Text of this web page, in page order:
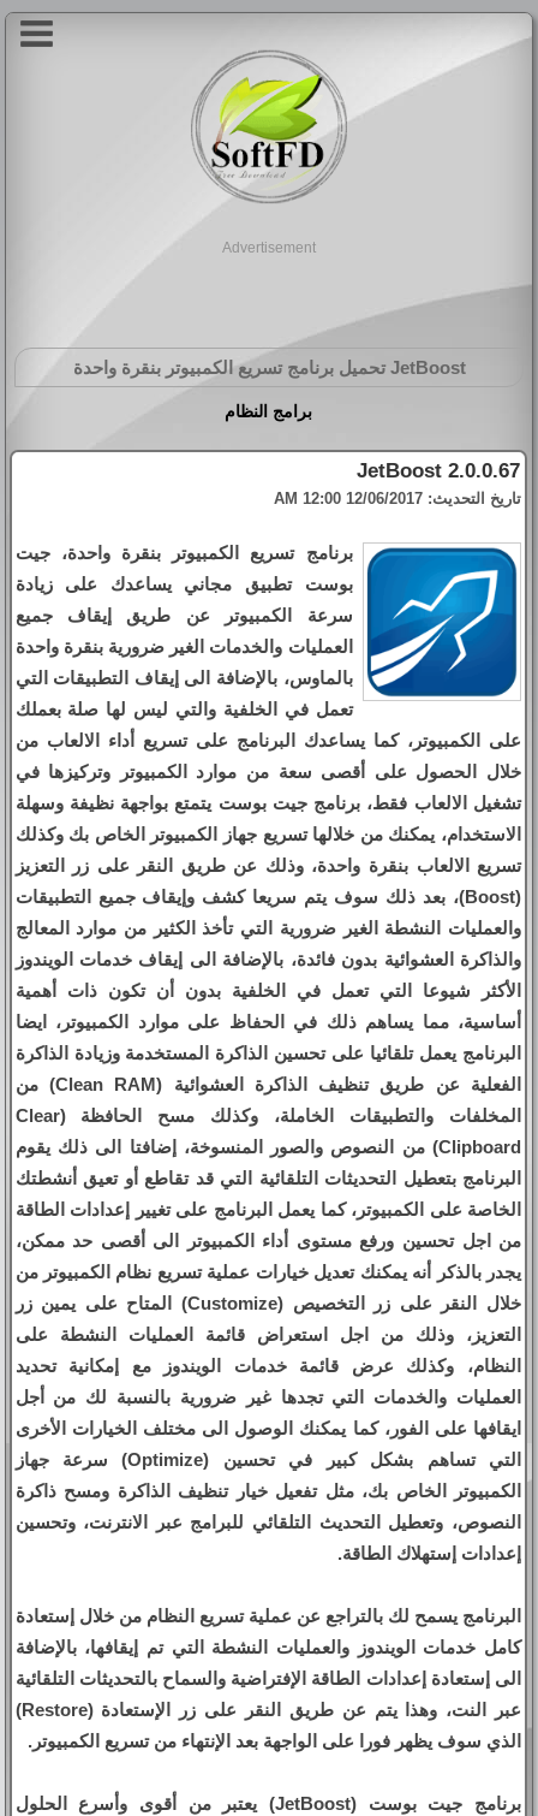
Advertisement
JetBoost تحميل برنامج تسريع الكمبيوتر بنقرة واحدة
برامج النظام
JetBoost 2.0.0.67
تاريخ التحديث: 12/06/2017 12:00 AM
برنامج تسريع الكمبيوتر بنقرة واحدة، جيت
بوست تطبيق مجاني يساعدك على زيادة
سرعة الكمبيوتر عن طريق إيقاف جميع
العمليات والخدمات الغير ضرورية بنقرة واحدة
بالماوس، بالإضافة الى إيقاف التطبيقات التي
تعمل في الخلفية والتي ليس لها صلة بعملك
على الكمبيوتر، كما يساعدك البرنامج على تسريع أداء الالعاب من
خلال الحصول على أقصى سعة من موارد الكمبيوتر وتركيزها في
تشغيل الالعاب فقط، برنامج جيت بوست يتمتع بواجهة نظيفة وسهلة
الاستخدام، يمكنك من خلالها تسريع جهاز الكمبيوتر الخاص بك وكذلك
تسريع الالعاب بنقرة واحدة، وذلك عن طريق النقر على زر التعزيز
(Boost)، بعد ذلك سوف يتم سريعا كشف وإيقاف جميع التطبيقات
والعمليات النشطة الغير ضرورية التي تأخذ الكثير من موارد المعالج
والذاكرة العشوائية بدون فائدة، بالإضافة الى إيقاف خدمات الويندوز
الأكثر شيوعا التي تعمل في الخلفية بدون أن تكون ذات أهمية
أساسية، مما يساهم ذلك في الحفاظ على موارد الكمبيوتر، ايضا
البرنامج يعمل تلقائيا على تحسين الذاكرة المستخدمة وزيادة الذاكرة
الفعلية عن طريق تنظيف الذاكرة العشوائية (Clean RAM) من
المخلفات والتطبيقات الخاملة، وكذلك مسح الحافظة (Clear
Clipboard) من النصوص والصور المنسوخة، إضافتا الى ذلك يقوم
البرنامج بتعطيل التحديثات التلقائية التي قد تقاطع أو تعيق أنشطتك
الخاصة على الكمبيوتر، كما يعمل البرنامج على تغيير إعدادات الطاقة
من اجل تحسين ورفع مستوى أداء الكمبيوتر الى أقصى حد ممكن،
يجدر بالذكر أنه يمكنك تعديل خيارات عملية تسريع نظام الكمبيوتر من
خلال النقر على زر التخصيص (Customize) المتاح على يمين زر
التعزيز، وذلك من اجل استعراض قائمة العمليات النشطة على
النظام، وكذلك عرض قائمة خدمات الويندوز مع إمكانية تحديد
العمليات والخدمات التي تجدها غير ضرورية بالنسبة لك من أجل
ايقافها على الفور، كما يمكنك الوصول الى مختلف الخيارات الأخرى
التي تساهم بشكل كبير في تحسين (Optimize) سرعة جهاز
الكمبيوتر الخاص بك، مثل تفعيل خيار تنظيف الذاكرة ومسح ذاكرة
النصوص، وتعطيل التحديث التلقائي للبرامج عبر الانترنت، وتحسين
إعدادات إستهلاك الطاقة.
البرنامج يسمح لك بالتراجع عن عملية تسريع النظام من خلال إستعادة
كامل خدمات الويندوز والعمليات النشطة التي تم إيقافها، بالإضافة
الى إستعادة إعدادات الطاقة الإفتراضية والسماح بالتحديثات التلقائية
عبر النت، وهذا يتم عن طريق النقر على زر الإستعادة (Restore)
الذي سوف يظهر فورا على الواجهة بعد الإنتهاء من تسريع الكمبيوتر.
برنامج جيت بوست (JetBoost) يعتبر من أقوى وأسرع الحلول